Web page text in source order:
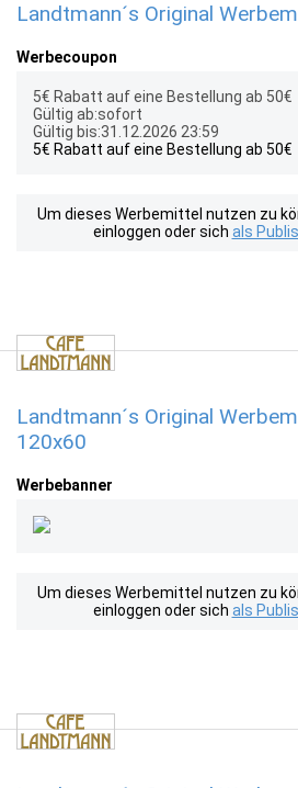
Landtmann´s Original
Werbecoupon
5€ Rabatt auf eine Bestellung ab 50€
Gültig ab:sofort
Gültig bis:31.12.2026 23:59
5€ Rabatt auf eine Bestellung ab 50€
Um dieses Werbemittel nutzen zu
einloggen oder sich als
Landtmann´s Original
120x60
Werbebanner
Um dieses Werbemittel nutzen zu
einloggen oder sich als